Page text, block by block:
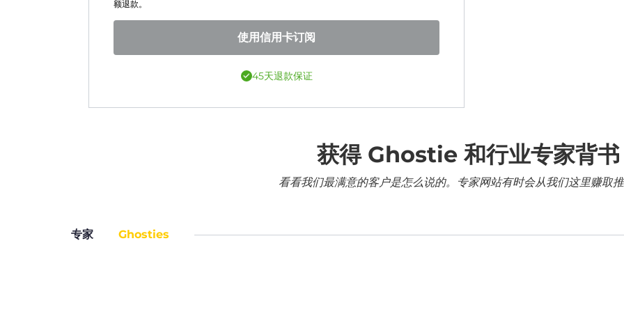
额退款。
使用信用卡订阅
45天退款保证
获得 Ghostie 和行业专家背书
看看我们最满意的客户是怎么说的。专家网站有时会从我们这里赚取推
专家 Ghosties